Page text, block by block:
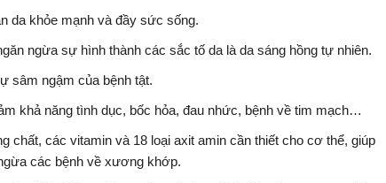
da khỏe mạnh và đầy sức sống.
ngừa sự hình thành các sắc tố da là da sáng hồng tự nhiên.
sâm ngậm của bệnh tật.
khả năng tình dục, bốc hỏa, đau nhức, bệnh về tim mạch…
các vitamin và 18 loại axit amin cần thiết cho cơ thể, giúp
các bệnh về xương khớp.